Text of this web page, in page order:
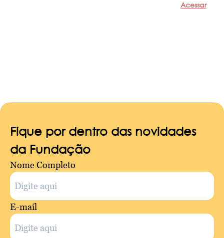
Acessar
Fique por dentro das novidades
da Fundação
Nome Completo
E-mail